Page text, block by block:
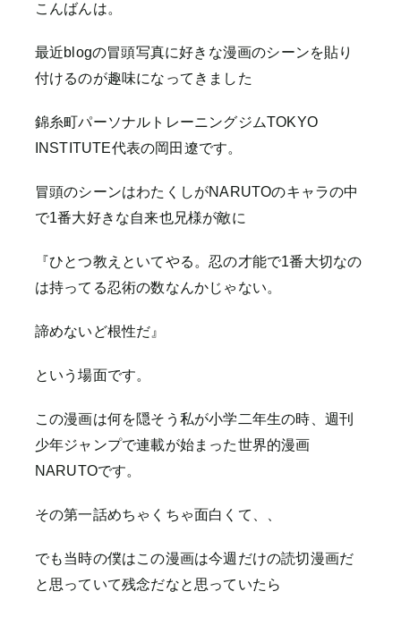
こんばんは。
最近blogの冒頭写真に好きな漫画のシーンを貼り
付けるのが趣味になってきました
錦糸町パーソナルトレーニングジムTOKYO
INSTITUTE代表の岡田遼です。
冒頭のシーンはわたくしがNARUTOのキャラの中
で1番大好きな自来也兄様が敵に
『ひとつ教えといてやる。忍の才能で1番大切なの
は持ってる忍術の数なんかじゃない。
諦めないど根性だ』
という場面です。
この漫画は何を隠そう私が小学二年生の時、週刊
少年ジャンプで連載が始まった世界的漫画
NARUTOです。
その第一話めちゃくちゃ面白くて、、
でも当時の僕はこの漫画は今週だけの読切漫画だ
と思っていて残念だなと思っていたら